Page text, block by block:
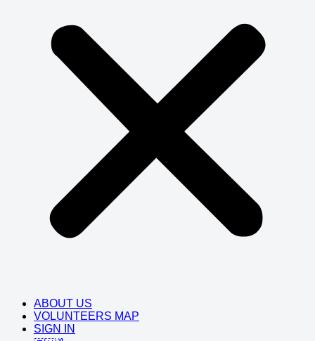
ABOUT US
VOLUNTEERS MAP
SIGN IN